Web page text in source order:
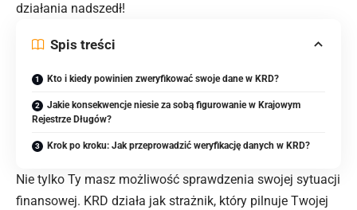
działania nadszedł!
Spis treści
Kto i kiedy powinien zweryfikować swoje dane w KRD?
Jakie konsekwencje niesie za sobą figurowanie w Krajowym
Rejestrze Długów?
Krok po kroku: Jak przeprowadzić weryfikację danych w KRD?
Nie tylko Ty masz możliwość sprawdzenia swojej sytuacji
finansowej. KRD działa jak strażnik, który pilnuje Twojej